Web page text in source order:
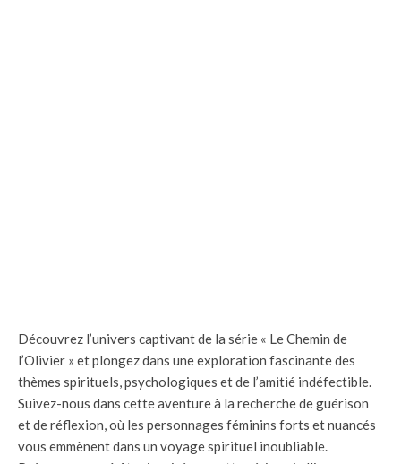
Découvrez l’univers captivant de la série « Le Chemin de
l’Olivier » et plongez dans une exploration fascinante des
thèmes spirituels, psychologiques et de l’amitié indéfectible.
Suivez-nous dans cette aventure à la recherche de guérison
et de réflexion, où les personnages féminins forts et nuancés
vous emmènent dans un voyage spirituel inoubliable.